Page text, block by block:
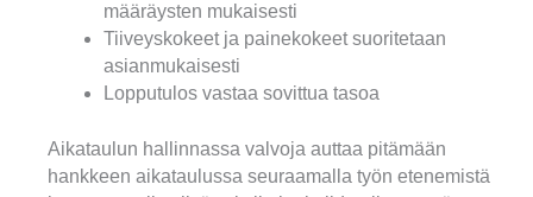
määräysten mukaisesti
Tiiveyskokeet ja painekokeet suoritetaan
asianmukaisesti
Lopputulos vastaa sovittua tasoa
Aikataulun hallinnassa valvoja auttaa pitämään
hankkeen aikataulussa seuraamalla työn etenemistä